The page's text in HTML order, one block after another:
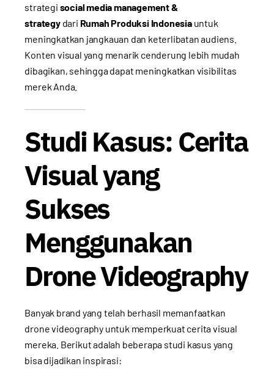
strategi social media management &
strategydari Rumah Produksi Indonesiauntuk
meningkatkan jangkauan dan keterlibatan audiens.
Konten visual yang menarik cenderung lebih mudah
dibagikan, sehingga dapat meningkatkan visibilitas
merek Anda.
Studi Kasus: Cerita
Visual yang
Sukses
Menggunakan
Drone Videography
Banyak brand yang telah berhasil memanfaatkan
drone videography untuk memperkuat cerita visual
mereka. Berikut adalah beberapa studi kasus yang
bisa dijadikan inspirasi: